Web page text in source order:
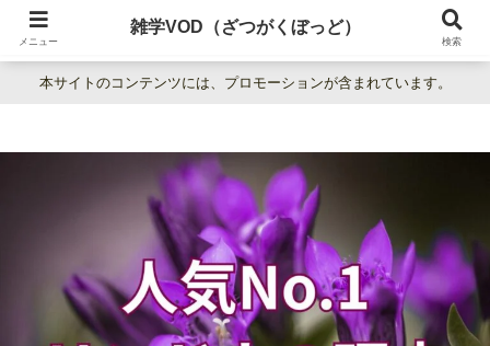
暮らしの疑問をわかりやすく解説。日常の「なぜ？」を楽しく学べる雑学百科
本サイトのコンテンツには、プロモーションが含まれています。
メニュー
雑学VOD（ざつがくぼっど）
検索